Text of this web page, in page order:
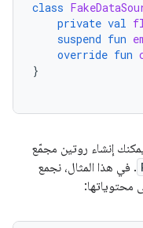
class
private val
suspend fun
override fun
}
إنشاء روتين مجمّع
. في هذا المثال، نجمع
محتوياتها: